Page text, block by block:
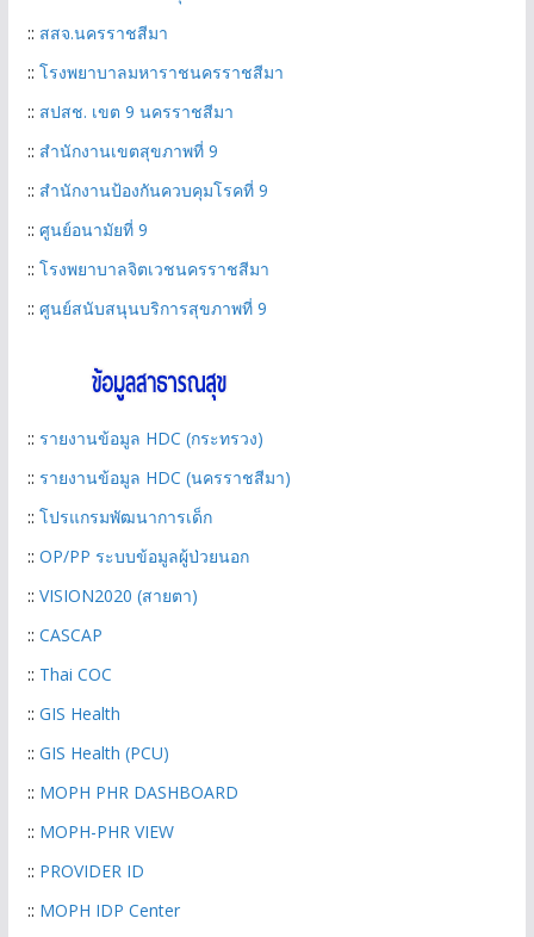
:: สสจ.นครราชสีมา
:: โรงพยาบาลมหาราชนครราชสีมา
:: สปสช. เขต 9 นครราชสีมา
:: สำนักงานเขตสุขภาพที่ 9
:: สำนักงานป้องกันควบคุมโรคที่ 9
:: ศูนย์อนามัยที่ 9
:: โรงพยาบาลจิตเวชนครราชสีมา
:: ศูนย์สนับสนุนบริการสุขภาพที่ 9
:: รายงานข้อมูล HDC (กระทรวง)
:: รายงานข้อมูล HDC (นครราชสีมา)
:: โปรแกรมพัฒนาการเด็ก
:: OP/PP ระบบข้อมูลผู้ป่วยนอก
:: VISION2020 (สายตา)
:: CASCAP
:: Thai COC
:: GIS Health
:: GIS Health (PCU)
:: MOPH PHR DASHBOARD
:: MOPH-PHR VIEW
:: PROVIDER ID
:: MOPH IDP Center